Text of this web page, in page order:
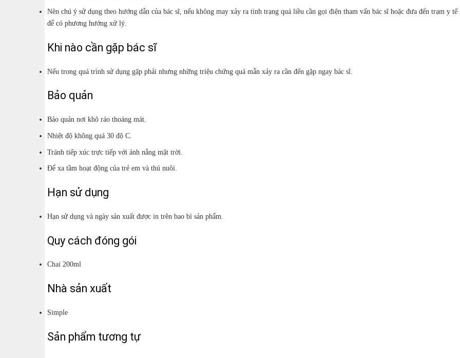
Nên chú ý sử dụng theo hướng dẫn của bác sĩ, nếu không may xảy ra tình trạng quá liều cần gọi điện tham vấn bác sĩ hoặc đưa đến trạm y tế
để có phương hướng xử lý.
Khi nào cần gặp bác sĩ
Nếu trong quá trình sử dụng gặp phải nhưng những triệu chứng quá mẫn xảy ra cần đến gặp ngay bác sĩ.
Bảo quản
Bảo quản nơi khô ráo thoáng mát.
Nhiệt độ không quá 30 độ C.
Tránh tiếp xúc trực tiếp với ánh nắng mặt trời.
Để xa tầm hoạt động của trẻ em và thú nuôi.
Hạn sử dụng
Hạn sử dụng và ngày sản xuất được in trên bao bì sản phẩm.
Quy cách đóng gói
Chai 200ml
Nhà sản xuất
Simple
Sản phẩm tương tự